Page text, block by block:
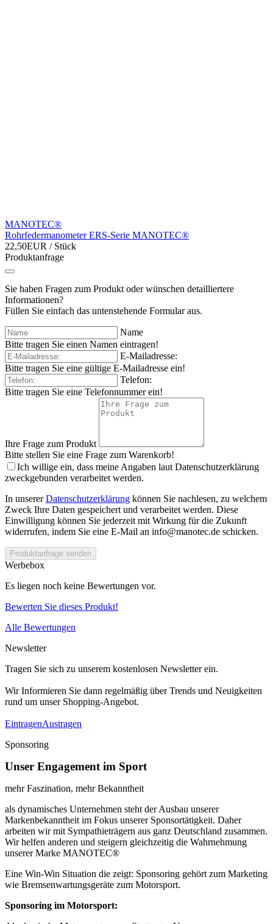
MANOTEC®
Rohrfedermanometer ERS-Serie MANOTEC®
22,50EUR / Stück
Produktanfrage
Sie haben Fragen zum Produkt oder wünschen detailliertere
Informationen?
Füllen Sie einfach das untenstehende Formular aus.
Name
Bitte tragen Sie einen Namen eintragen!
E-Mailadresse:
Bitte tragen Sie eine gültige E-Mailadresse ein!
Telefon:
Bitte tragen Sie eine Telefonnummer ein!
Ihre Frage zum Produkt
Bitte stellen Sie eine Frage zum Warenkorb!
Ich willige ein, dass meine Angaben laut Datenschutzerklärung
zweckgebunden verarbeitet werden.
In unsererDatenschutzerklärung können Sie nachlesen, zu welchem
Zweck Ihre Daten gespeichert und verarbeitet werden. Diese
Einwilligung können Sie jederzeit mit Wirkung für die Zukunft
widerrufen, indem Sie eine E-Mail an info@manotec.de schicken.
Produktanfrage senden
Werbebox
Es liegen noch keine Bewertungen vor.
Bewerten Sie dieses Produkt!
Alle Bewertungen
Newsletter
Tragen Sie sich zu unserem kostenlosen Newsletter ein.
Wir Informieren Sie dann regelmäßig über Trends und Neuigkeiten
rund um unser Shopping-Angebot.
EintragenAustragen
Sponsoring
Unser Engagement im Sport
mehr Faszination, mehr Bekanntheit
als dynamisches Unternehmen steht der Ausbau unserer
Markenbekanntheit im Fokus unserer Sponsortätigkeit. Daher
arbeiten wir mit Sympathieträgern aus ganz Deutschland zusammen.
Wir helfen anderen und steigern gleichzeitig die Wahrnehmung
unserer Marke MANOTEC®
Eine Win-Win Situation die zeigt: Sponsoring gehört zum Marketing
wie Bremsenwartungsgeräte zum Motorsport.
Sponsoring im Motorsport: